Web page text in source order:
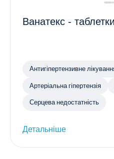
Ванатекс -
Антигіпертензивне
Артеріальна гіпертензія
Серцева недостатність
Детальніше